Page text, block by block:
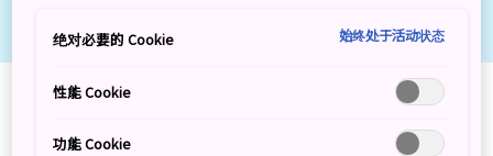
绝对必要的 Cookie 始终处于活动状态
性能 Cookie
功能 Cookie